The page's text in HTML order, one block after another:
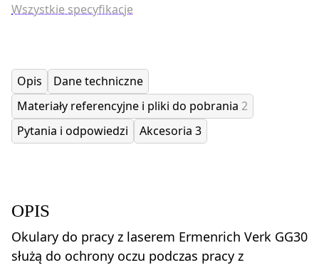
Wszystkie specyfikacje
Opis
Dane techniczne
Materiały referencyjne i pliki do pobrania 2
Pytania i odpowiedzi
Akcesoria 3
OPIS
Okulary do pracy z laserem Ermenrich Verk GG30
służą do ochrony oczu podczas pracy z